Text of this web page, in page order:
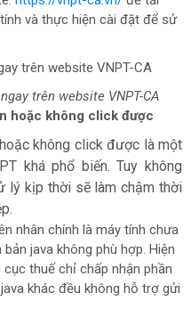
và thực hiện cài đặt để sử
trên website VNPT-CA
hoặc không click được
không click được là một
khá phổ biến. Tuy không
lý kịp thời sẽ làm chậm thời
nhân chính là máy tính chưa
java không phù hợp. Hiện
thuế chỉ chấp nhận phần
khác đều không hỗ trợ gửi